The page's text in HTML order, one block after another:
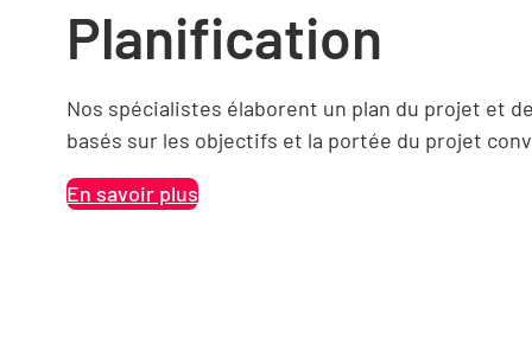
Planification
Nos spécialistes élaborent un plan du projet et
basés sur les objectifs et la portée du projet
En savoir plus